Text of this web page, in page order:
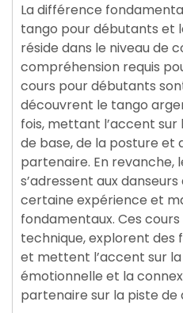
La différence
tango pour débutants et
réside dans le niveau de
compréhension requis
cours pour débutants
découvrent le tango
fois, mettant l’accent sur
de base, de la posture et
partenaire. En revanche,
s’adressent aux
certaine expérience et
fondamentaux. Ces
technique, explorent des
et mettent l’accent sur la
émotionnelle et la
partenaire sur la piste de